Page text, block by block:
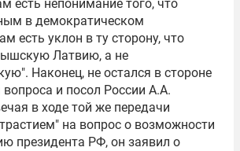
есть непонимание того, что
в демократическом
есть уклон в ту сторону, что
Латвию, а не
Наконец, не остался в стороне
и посол России А.А.
в ходе той же передачи
на вопрос о возможности
президента РФ, он заявил о